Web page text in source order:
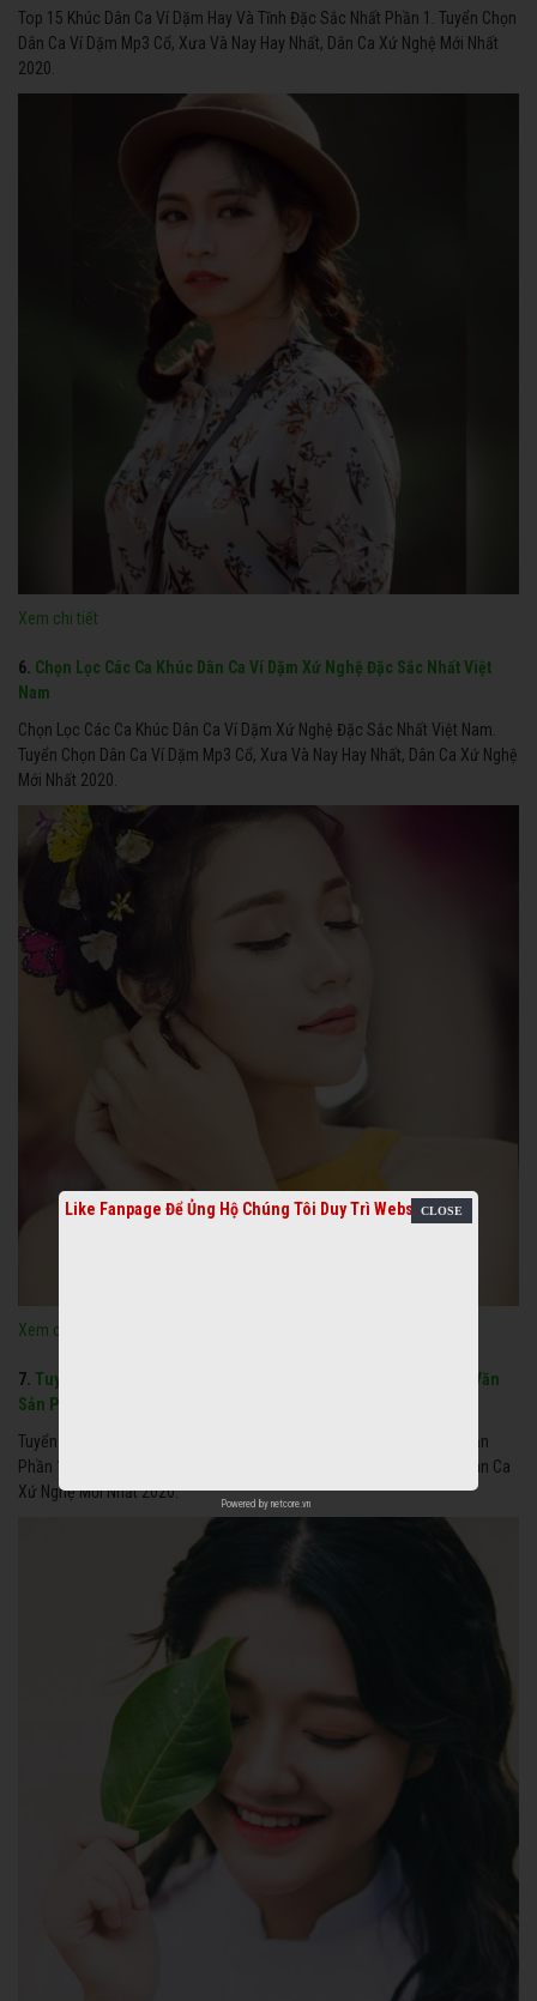
Top 15 Khúc Dân Ca Ví Dặm Hay Và Tĩnh Đặc Sắc Nhất Phần 1. Tuyển Chọn
Dân Ca Ví Dặm Mp3 Cổ, Xưa Và Nay Hay Nhất, Dân Ca Xứ Nghệ Mới Nhất
2020.
Xem chi tiết
6. Chọn Lọc Các Ca Khúc Dân Ca Ví Dặm Xứ Nghệ Đặc Sắc Nhất Việt
Nam
Chọn Lọc Các Ca Khúc Dân Ca Ví Dặm Xứ Nghệ Đặc Sắc Nhất Việt Nam.
Tuyển Chọn Dân Ca Ví Dặm Mp3 Cổ, Xưa Và Nay Hay Nhất, Dân Ca Xứ Nghệ
Mới Nhất 2020.
Xem chi tiết
7. Tuyển Tập Dân Ca Ví Giặm Ngọt Ngào Xao Xuyến Của Nghệ Sĩ Văn
Sản Phần 1
Tuyển Tập Dân Ca Ví Giặm Ngọt Ngào Xao Xuyến Của Nghệ Sĩ Văn Sản
Phần 1. Tuyển Chọn Dân Ca Ví Dặm Mp3 Cổ, Xưa Và Nay Hay Nhất, Dân Ca
Xứ Nghệ Mới Nhất 2020.
Like Fanpage Để Ủng Hộ Chúng Tôi Duy Trì Website
Powered by netcore.vn